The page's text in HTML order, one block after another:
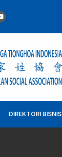
DIREKTORI BISNIS